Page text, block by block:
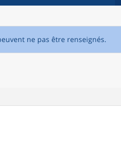
ne pas être renseignés.